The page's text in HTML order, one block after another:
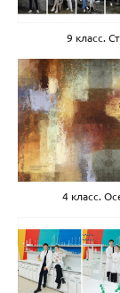
9 класс.
4 класс.